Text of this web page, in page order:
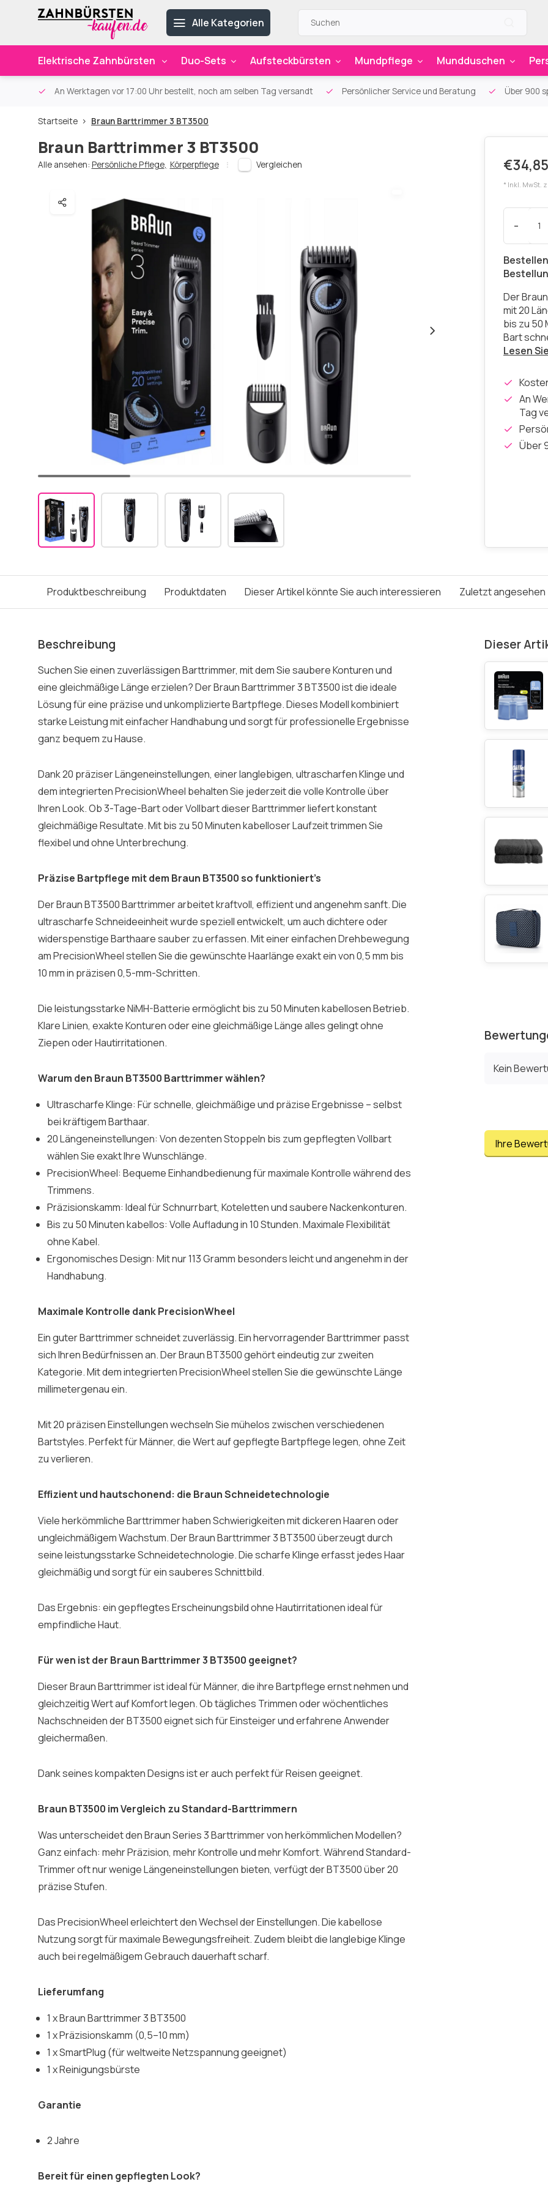
Alle Kategorien
Elektrische Zahnbürsten Duo-Sets Aufsteckbürsten Mundpflege Mundduschen
An Werktagen vor 17:00 Uhr bestellt, noch am selben Tag versandt Persönlicher Service und Beratung Über 900
Startseite Braun Barttrimmer 3 BT3500
Braun Barttrimmer 3 BT3500
Alle ansehen: Persönliche Pflege, Körperpflege Vergleichen
* Inkl. MwSt.
-
Der
mit 20
bis zu 50
Bart
Lesen
An
Tag
Über
Produktbeschreibung Produktdaten Dieser Artikel könnte Sie auch interessieren Zuletzt angesehen
Beschreibung
Suchen Sie einen zuverlässigen Barttrimmer, mit dem Sie saubere Konturen und
eine gleichmäßige Länge erzielen? Der Braun Barttrimmer 3 BT3500 ist die ideale
Lösung für eine präzise und unkomplizierte Bartpflege. Dieses Modell kombiniert
starke Leistung mit einfacher Handhabung und sorgt für professionelle Ergebnisse
ganz bequem zu Hause.
Dank 20 präziser Längeneinstellungen, einer langlebigen, ultrascharfen Klinge und
dem integrierten PrecisionWheel behalten Sie jederzeit die volle Kontrolle über
Ihren Look. Ob 3-Tage-Bart oder Vollbart dieser Barttrimmer liefert konstant
gleichmäßige Resultate. Mit bis zu 50 Minuten kabelloser Laufzeit trimmen Sie
flexibel und ohne Unterbrechung.
Präzise Bartpflege mit dem Braun BT3500 so funktioniert’s
Der Braun BT3500 Barttrimmer arbeitet kraftvoll, effizient und angenehm sanft. Die
ultrascharfe Schneideeinheit wurde speziell entwickelt, um auch dichtere oder
widerspenstige Barthaare sauber zu erfassen. Mit einer einfachen Drehbewegung
am PrecisionWheel stellen Sie die gewünschte Haarlänge exakt ein von 0,5 mm bis
10 mm in präzisen 0,5-mm-Schritten.
Die leistungsstarke NiMH-Batterie ermöglicht bis zu 50 Minuten kabellosen Betrieb.
Klare Linien, exakte Konturen oder eine gleichmäßige Länge alles gelingt ohne
Ziepen oder Hautirritationen.
Warum den Braun BT3500 Barttrimmer wählen?
Ultrascharfe Klinge: Für schnelle, gleichmäßige und präzise Ergebnisse – selbst
bei kräftigem Barthaar.
20 Längeneinstellungen: Von dezenten Stoppeln bis zum gepflegten Vollbart
wählen Sie exakt Ihre Wunschlänge.
PrecisionWheel: Bequeme Einhandbedienung für maximale Kontrolle während des
Trimmens.
Präzisionskamm: Ideal für Schnurrbart, Koteletten und saubere Nackenkonturen.
Bis zu 50 Minuten kabellos: Volle Aufladung in 10 Stunden. Maximale Flexibilität
ohne Kabel.
Ergonomisches Design: Mit nur 113 Gramm besonders leicht und angenehm in der
Handhabung.
Maximale Kontrolle dank PrecisionWheel
Ein guter Barttrimmer schneidet zuverlässig. Ein hervorragender Barttrimmer passt
sich Ihren Bedürfnissen an. Der Braun BT3500 gehört eindeutig zur zweiten
Kategorie. Mit dem integrierten PrecisionWheel stellen Sie die gewünschte Länge
millimetergenau ein.
Mit 20 präzisen Einstellungen wechseln Sie mühelos zwischen verschiedenen
Bartstyles. Perfekt für Männer, die Wert auf gepflegte Bartpflege legen, ohne Zeit
zu verlieren.
Effizient und hautschonend: die Braun Schneidetechnologie
Viele herkömmliche Barttrimmer haben Schwierigkeiten mit dickeren Haaren oder
ungleichmäßigem Wachstum. Der Braun Barttrimmer 3 BT3500 überzeugt durch
seine leistungsstarke Schneidetechnologie. Die scharfe Klinge erfasst jedes Haar
gleichmäßig und sorgt für ein sauberes Schnittbild.
Das Ergebnis: ein gepflegtes Erscheinungsbild ohne Hautirritationen ideal für
empfindliche Haut.
Für wen ist der Braun Barttrimmer 3 BT3500 geeignet?
Dieser Braun Barttrimmer ist ideal für Männer, die ihre Bartpflege ernst nehmen und
gleichzeitig Wert auf Komfort legen. Ob tägliches Trimmen oder wöchentliches
Nachschneiden der BT3500 eignet sich für Einsteiger und erfahrene Anwender
gleichermaßen.
Dank seines kompakten Designs ist er auch perfekt für Reisen geeignet.
Braun BT3500 im Vergleich zu Standard-Barttrimmern
Was unterscheidet den Braun Series 3 Barttrimmer von herkömmlichen Modellen?
Ganz einfach: mehr Präzision, mehr Kontrolle und mehr Komfort. Während Standard-
Trimmer oft nur wenige Längeneinstellungen bieten, verfügt der BT3500 über 20
präzise Stufen.
Das PrecisionWheel erleichtert den Wechsel der Einstellungen. Die kabellose
Nutzung sorgt für maximale Bewegungsfreiheit. Zudem bleibt die langlebige Klinge
auch bei regelmäßigem Gebrauch dauerhaft scharf.
Lieferumfang
1 x Braun Barttrimmer 3 BT3500
1 x Präzisionskamm (0,5–10 mm)
1 x SmartPlug (für weltweite Netzspannung geeignet)
1 x Reinigungsbürste
Garantie
2 Jahre
Bereit für einen gepflegten Look?
Dieser
Kein
Ihre